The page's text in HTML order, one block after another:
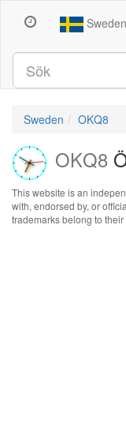
Sweden
Sweden OKQ8
OKQ8
This website is an
with, endorsed by, or
trademarks belong to